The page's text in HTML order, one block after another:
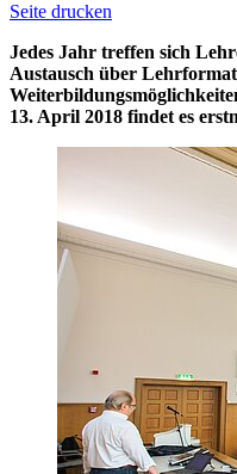
Seite drucken
Jedes Jahr treffen sich
Austausch über
13. April 2018 findet es